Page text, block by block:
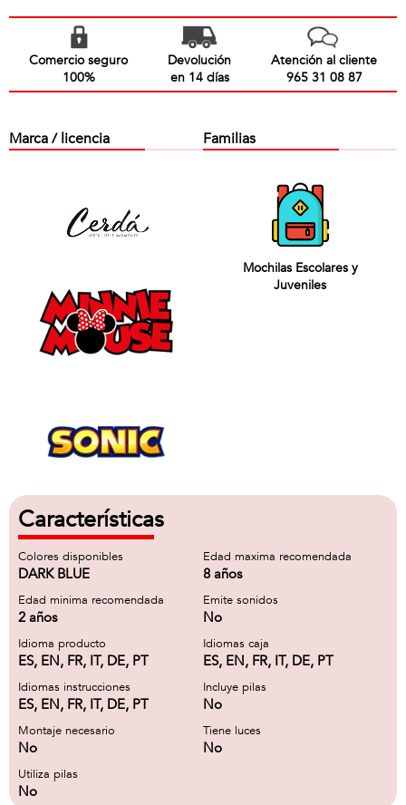
Comercio seguro
100%
Devolución
en 14 días
Atención al cliente
965 31 08 87
Marca / licencia Familias
Mochilas Escolares y
Juveniles
Características
Colores disponibles
DARK BLUE
Edad maxima recomendada
8 años
Edad minima recomendada
2 años
Emite sonidos
No
Idioma producto
ES, EN, FR, IT, DE, PT
Idiomas caja
ES, EN, FR, IT, DE, PT
Idiomas instrucciones
ES, EN, FR, IT, DE, PT
Incluye pilas
No
Montaje necesario
No
Tiene luces
No
Utiliza pilas
No